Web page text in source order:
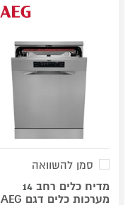
סמן להשוואה
מדיח כלים רחב 14
מערכות כלים דגם AEG